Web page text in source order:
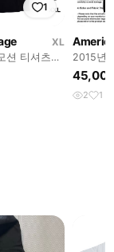
1
XL
션 티셔츠
2015년
티션' 프
2 1